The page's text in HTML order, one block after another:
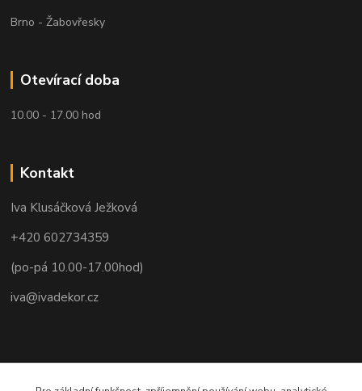
Brno - Žabovřesky
Otevírací doba
10.00 - 17.00 hod
Kontakt
Iva Klusáčková Ježková
+420 602734359
(po-pá 10.00-17.00hod)
iva@ivadekor.cz